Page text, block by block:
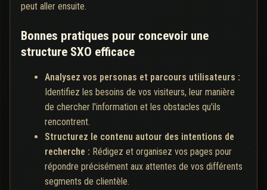
peut aller ensuite.
Bonnes pratiques pour concevoir une
structure SXO efficace
Analysez vos personas et parcours utilisateurs :
Identifiez les besoins de vos visiteurs, leur manière
de chercher l'information et les obstacles qu'ils
rencontrent.
Structurez le contenu autour des intentions de
recherche : Rédigez et organisez vos pages pour
répondre précisément aux attentes de vos différents
segments de clientèle.